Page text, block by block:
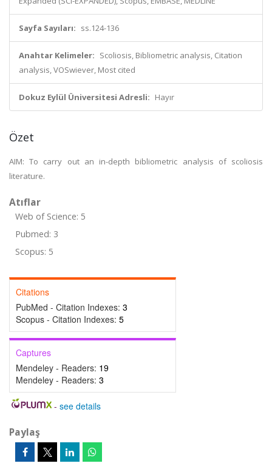
Sayfa Sayıları: ss.124-136
Anahtar Kelimeler: Scoliosis, Bibliometric analysis, Citation
analysis, VOSwiever, Most cited
Dokuz Eylül Üniversitesi Adresli: Hayır
Özet
AIM: To carry out an in-depth bibliometric analysis of scoliosis
literature.
Atıflar
Web of Science: 5
Pubmed: 3
Scopus: 5
Citations
PubMed - Citation Indexes: 3
Scopus - Citation Indexes: 5
Captures
Mendeley - Readers: 19
Mendeley - Readers: 3
- see details
Paylaş